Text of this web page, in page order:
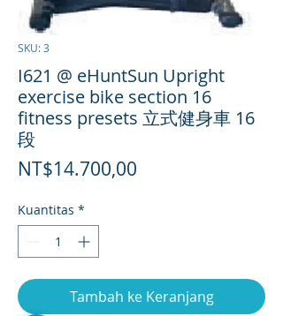
SKU: 3
I621 @ eHuntSun Upright
exercise bike section 16
fitness presets 立式健身車 16
段
NT$14.700,00
Kuantitas *
Tambah ke Keranjang